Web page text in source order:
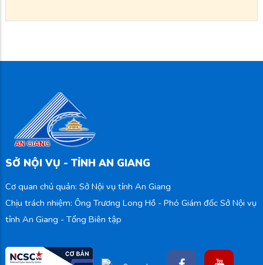
SỞ NỘI VỤ - TỈNH AN GIANG
Cơ quan chủ quản: Sở Nội vụ tỉnh An Giang
Chịu trách nhiệm: Ông Trương Long Hồ - Phó Giám đốc Sở Nội vụ
tỉnh An Giang - Tổng Biên tập